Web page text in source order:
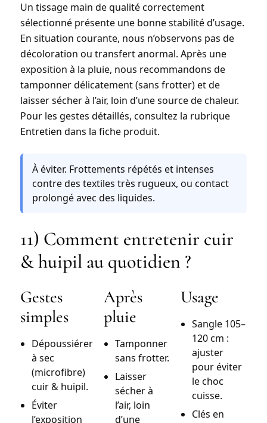
Un tissage main de qualité correctement
sélectionné présente une bonne stabilité d’usage.
En situation courante, nous n’observons pas de
décoloration ou transfert anormal. Après une
exposition à la pluie, nous recommandons de
tamponnerdélicatement (sans frotter) et de
laisser sécher à l’air, loin d’une source de chaleur.
Pour les gestes détaillés, consultez la rubrique
Entretien dans la fiche produit.
À éviter. Frottements répétés et intenses
contre des textiles très rugueux, ou contact
prolongé avec des liquides.
11) Comment entretenir cuir
& huipil au quotidien ?
Gestes
simples
Dépoussiérer
à sec
(microfibre)
cuir & huipil.
Éviter
l’exposition
Après
pluie
Tamponner
sans frotter.
Laisser
sécher à
l’air, loin
d’une
Usage
Sangle 105–
120 cm :
ajuster
pour éviter
le choc
cuisse.
Clés en